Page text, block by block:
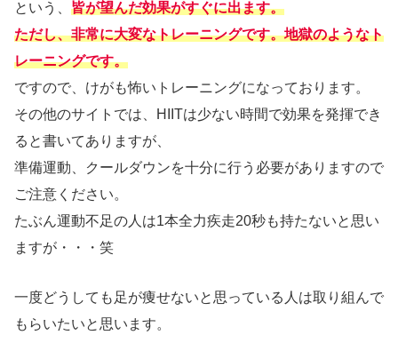
という、 皆が望んだ効果がすぐに出ます。
ただし、非常に大変なトレーニングです。地獄のようなト
レーニングです。
ですので、けがも怖いトレーニングになっております。
その他のサイトでは、HIITは少ない時間で効果を発揮でき
ると書いてありますが、
準備運動、クールダウンを十分に行う必要がありますので
ご注意ください。
たぶん運動不足の人は1本全力疾走20秒も持たないと思い
ますが・・・笑
一度どうしても足が痩せないと思っている人は取り組んで
もらいたいと思います。